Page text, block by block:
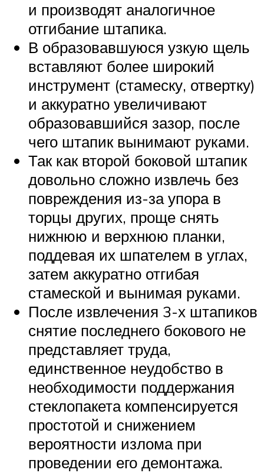
и производят аналогичное
отгибание штапика.
В образовавшуюся узкую щель
вставляют более широкий
инструмент (стамеску, отвертку)
и аккуратно увеличивают
образовавшийся зазор, после
чего штапик вынимают руками.
Так как второй боковой штапик
довольно сложно извлечь без
повреждения из-за упора в
торцы других, проще снять
нижнюю и верхнюю планки,
поддевая их шпателем в углах,
затем аккуратно отгибая
стамеской и вынимая руками.
После извлечения 3-х штапиков
снятие последнего бокового не
представляет труда,
единственное неудобство в
необходимости поддержания
стеклопакета компенсируется
простотой и снижением
вероятности излома при
проведении его демонтажа.